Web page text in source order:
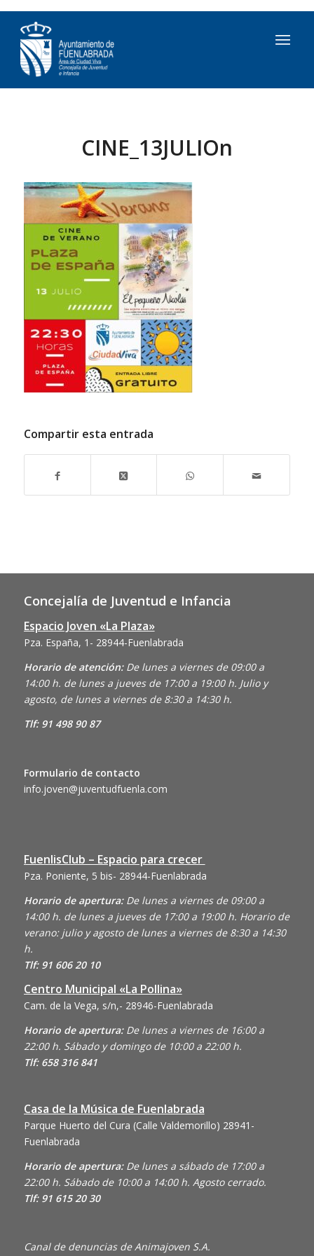
CINE_13JULIOn
Compartir esta entrada
Concejalía de Juventud e Infancia
Espacio Joven «La Plaza»
Pza. España, 1- 28944-Fuenlabrada
Horario de atención: De lunes a viernes de 09:00 a
14:00 h. de lunes a jueves de 17:00 a 19:00 h. Julio y
agosto, de lunes a viernes de 8:30 a 14:30 h.
Tlf: 91 498 90 87
Formulario de contacto
info.joven@juventudfuenla.com
FuenlisClub – Espacio para crecer
Pza. Poniente, 5 bis- 28944-Fuenlabrada
Horario de apertura:De lunes a viernes de 09:00 a
14:00 h. de lunes a jueves de 17:00 a 19:00 h. Horario de
verano: julio y agosto de lunes a viernes de 8:30 a 14:30
h.
Tlf: 91 606 20 10
Centro Municipal «La Pollina»
Cam. de la Vega, s/n,- 28946-Fuenlabrada
Horario de apertura: De lunes a viernes de 16:00 a
22:00 h. Sábado y domingo de 10:00 a 22:00 h.
Tlf: 658 316 841
Casa de la Música de Fuenlabrada
Parque Huerto del Cura (Calle Valdemorillo) 28941-
Fuenlabrada
Horario de apertura: De lunes a sábado de 17:00 a
22:00 h. Sábado de 10:00 a 14:00 h. Agosto cerrado.
Tlf: 91 615 20 30
Canal de denuncias de Animajoven S.A.